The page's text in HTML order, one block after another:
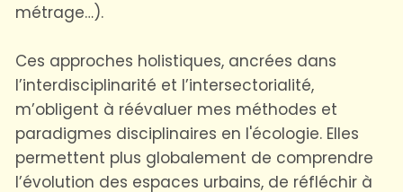
métrage…).
Ces approches holistiques, ancrées dans
l’interdisciplinarité et l’intersectorialité,
m’obligent à réévaluer mes méthodes et
paradigmes disciplinaires en l'écologie. Elles
permettent plus globalement de comprendre
l’évolution des espaces urbains, de réfléchir à